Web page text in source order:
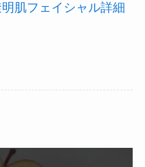
肌フェイシャル詳細